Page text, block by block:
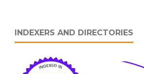
INDEXERS AND DIRECTORIES